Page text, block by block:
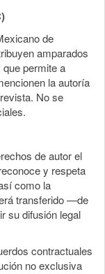
de
amparados
permite a
la autoría
No se
de autor el
y respeta
como la
transferido —de
su difusión legal
contractuales
no exclusiva